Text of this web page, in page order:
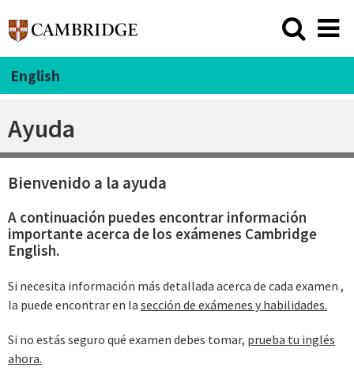
English
Ayuda
Bienvenido a la ayuda
A continuación puedes encontrar información
importante acerca de los exámenes Cambridge
English.
Si necesita información más detallada acerca de cada examen ,
la puede encontrar en la sección de exámenes y habilidades.
Si no estás seguro qué examen debes tomar, prueba tu inglés
ahora.